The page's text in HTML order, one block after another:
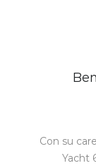
Con su
Yacht